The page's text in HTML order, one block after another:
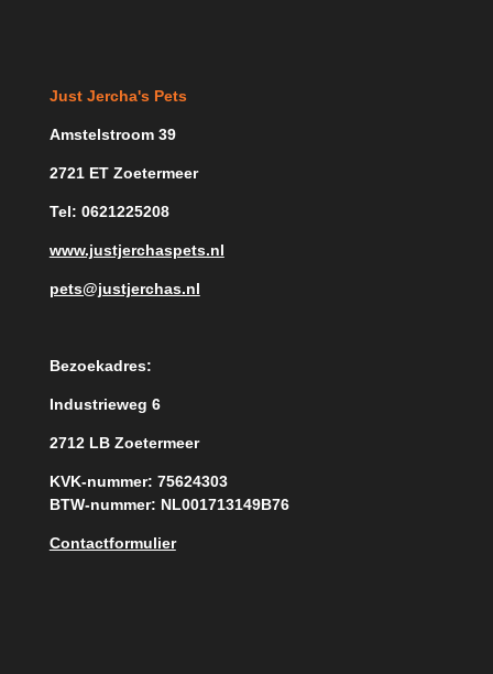
Just Jercha's Pets
Amstelstroom 39
2721 ET Zoetermeer
Tel: 0621225208
www.justjerchaspets.nl
pets@justjerchas.nl
Bezoekadres:
Industrieweg 6
2712 LB Zoetermeer
KVK-nummer: 75624303
BTW-nummer: NL001713149B76
Contactformulier